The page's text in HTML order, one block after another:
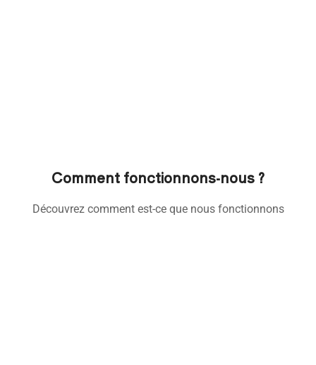
Comment fonctionnons-nous ?
Découvrez comment est-ce que nous fonctionnons